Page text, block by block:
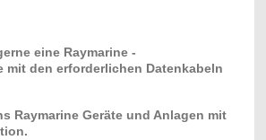
eine Raymarine -
mit den erforderlichen Datenkabeln
Raymarine Geräte und Anlagen mit